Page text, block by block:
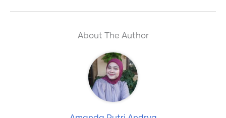
About The Author